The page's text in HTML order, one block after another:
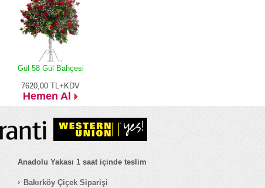
Gül 58 Gül Bahçesi
7620,00 TL+KDV
Hemen Al
Anadolu Yakası 1 saat içinde teslim
Bakırköy Çiçek Siparişi